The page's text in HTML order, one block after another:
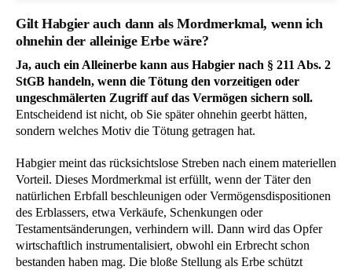
Gilt Habgier auch dann als Mordmerkmal, wenn ich
ohnehin der alleinige Erbe wäre?
Ja, auch ein Alleinerbe kann aus Habgier nach § 211 Abs. 2
StGB handeln, wenn die Tötung den vorzeitigen oder
ungeschmälerten Zugriff auf das Vermögen sichern soll.
Entscheidend ist nicht, ob Sie später ohnehin geerbt hätten,
sondern welches Motiv die Tötung getragen hat.
Habgier meint das rücksichtslose Streben nach einem materiellen
Vorteil. Dieses Mordmerkmal ist erfüllt, wenn der Täter den
natürlichen Erbfall beschleunigen oder Vermögensdispositionen
des Erblassers, etwa Verkäufe, Schenkungen oder
Testamentsänderungen, verhindern will. Dann wird das Opfer
wirtschaftlich instrumentalisiert, obwohl ein Erbrecht schon
bestanden haben mag. Die bloße Stellung als Erbe schützt